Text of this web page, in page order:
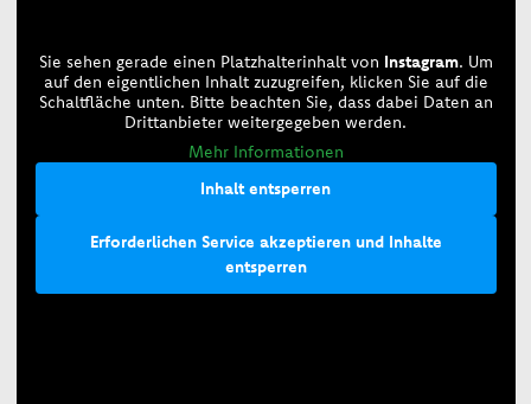
Sie sehen gerade einen Platzhalterinhalt von Instagram. Um
auf den eigentlichen Inhalt zuzugreifen, klicken Sie auf die
Schaltfläche unten. Bitte beachten Sie, dass dabei Daten an
Drittanbieter weitergegeben werden.
Mehr Informationen
Inhalt entsperren
Erforderlichen Service akzeptieren und Inhalte
entsperren